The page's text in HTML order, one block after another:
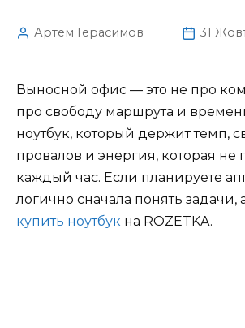
Артем Герасимов 31
Выносной офис — это не про
про свободу маршрута и
ноутбук, который держит темп,
провалов и энергия, которая не
каждый час. Если планируете
логично сначала понять задачи,
купить ноутбук на ROZETKA.